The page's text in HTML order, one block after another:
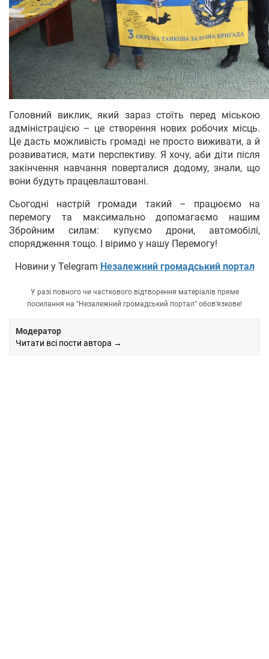
Головний виклик, який зараз стоїть перед міською
адміністрацією – це створення нових робочих місць.
Це дасть можливість громаді не просто виживати, а й
розвиватися, мати перспективу. Я хочу, аби діти після
закінчення навчання поверталися додому, знали, що
вони будуть працевлаштовані.
Сьогодні настрій громади такий – працюємо на
перемогу та максимально допомагаємо нашим
Збройним силам: купуємо дрони, автомобілі,
спорядження тощо. І віримо у нашу Перемогу!
Новини у Telegram Незалежний громадський портал
У разі повного чи часткового відтворення матеріалів пряме
посилання на "Незалежний громадський портал" обов'язкове!
Модератор
Читати всі пости автора →